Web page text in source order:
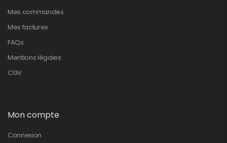
Mes commandes
Mes factures
FAQs
Mentions légales
CGV
Mon compte
Connexion